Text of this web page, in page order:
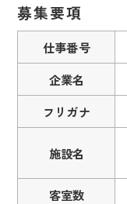
募集要項
仕事番号
企業名
フリガナ
施設名
客室数